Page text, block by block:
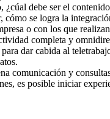
debe ser el
se logra la
o con los que
completa y
dar cabida al
comunicación y
es posible iniciar